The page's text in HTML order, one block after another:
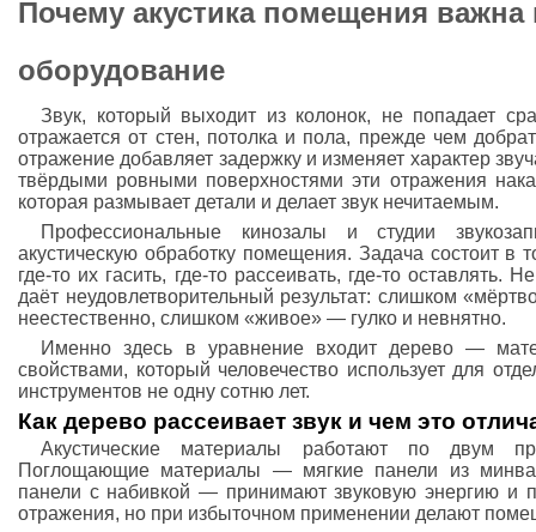
Почему акустика помещения
оборудование
Звук, который выходит из колонок, не попадает
отражается от стен, потолка и пола, прежде чем
отражение добавляет задержку и изменяет характер
твёрдыми ровными поверхностями эти отражения
которая размывает детали и делает звук нечитаемым.
Профессиональные кинозалы и студии
акустическую обработку помещения. Задача состоит в
где-то их гасить, где-то рассеивать, где-то
даёт неудовлетворительный результат: слишком
неестественно, слишком «живое» — гулко и невнятно.
Именно здесь в уравнение входит дерево —
свойствами, который человечество использует для
инструментов не одну сотню лет.
Как дерево рассеивает звук и чем это
Акустические материалы работают по двум
Поглощающие материалы — мягкие панели из
панели с набивкой — принимают звуковую энергию и
отражения, но при избыточном применении делают